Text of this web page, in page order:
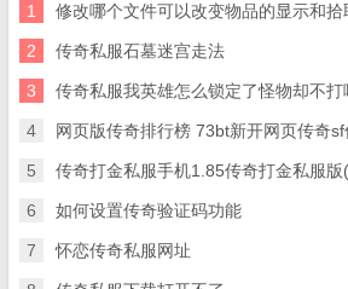
1 修改哪个文件可以改变物品的显示和
2 传奇私服石墓迷宫走法
3 传奇私服我英雄怎么锁定了怪物却不打呢打着打 可是就算
4 网页版传奇排行榜 73bt新开网页传奇sf
5 传奇打金私服手机1.85传奇打金私服版
6 如何设置传奇验证码功能
7 怀恋传奇私服网址